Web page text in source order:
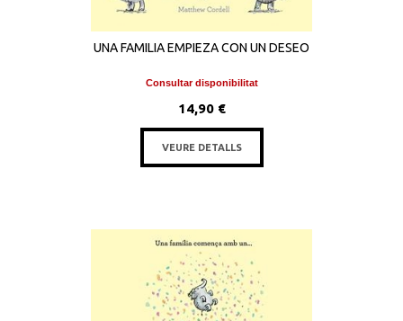
UNA FAMILIA EMPIEZA CON UN DESEO
Consultar disponibilitat
14,90 €
VEURE DETALLS